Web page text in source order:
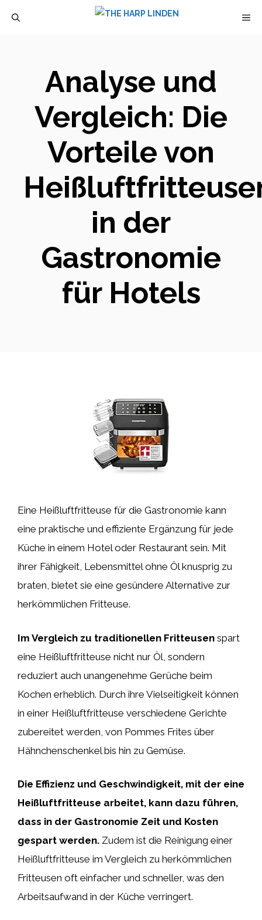
Analyse und
Vergleich: Die
Vorteile von
in der
Gastronomie
für Hotels
Eine Heißluftfritteuse für die Gastronomie kann
eine praktische und effiziente Ergänzung für jede
Küche in einem Hotel oder Restaurant sein. Mit
ihrer Fähigkeit, Lebensmittel ohne Öl knusprig zu
braten, bietet sie eine gesündere Alternative zur
herkömmlichen Fritteuse.
Im Vergleich zu traditionellen Fritteusen spart
eine Heißluftfritteuse nicht nur Öl, sondern
reduziert auch unangenehme Gerüche beim
Kochen erheblich. Durch ihre Vielseitigkeit können
in einer Heißluftfritteuse verschiedene Gerichte
zubereitet werden, von Pommes Frites über
Hähnchenschenkel bis hin zu Gemüse.
Die Effizienz und Geschwindigkeit, mit der eine
Heißluftfritteuse arbeitet, kann dazu führen,
dass in der Gastronomie Zeit und Kosten
gespart werden. Zudem ist die Reinigung einer
Heißluftfritteuse im Vergleich zu herkömmlichen
Fritteusen oft einfacher und schneller, was den
Arbeitsaufwand in der Küche verringert.